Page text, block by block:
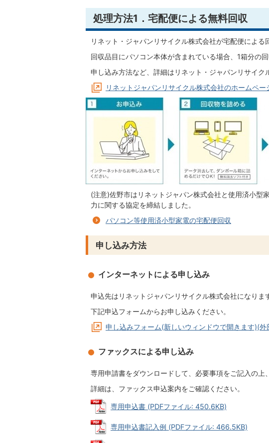
処理方法1．宅配便による無料回収
リネット・ジャパンリサイクル株式会社が宅配便による
回収品目にパソコン本体が含まれている場合、1箱分の
申し込み方法など、詳細はリネット・ジャパンリサイク
リネットジャパンリサイクル株式会社のホームペ
(注意)佐野市はリネットジャパン株式会社と使用済小型
力に関する協定を締結しました。
パソコン等使用済小型家電の宅配便回収
申し込み方法
インターネットによる申し込み
申込先はリネットジャパンリサイクル株式会社になりま
下記申込フォームからお申し込みください。
申し込みフォーム(新しいウィンドウで開きます)(外
ファックスによる申し込み
専用申請書をダウンロードして、必要事項をご記入の上
詳細は、ファックス申込案内をご確認ください。
専用申込書 (PDFファイル: 450.6KB)
専用申込書記入例 (PDFファイル: 466.5KB)